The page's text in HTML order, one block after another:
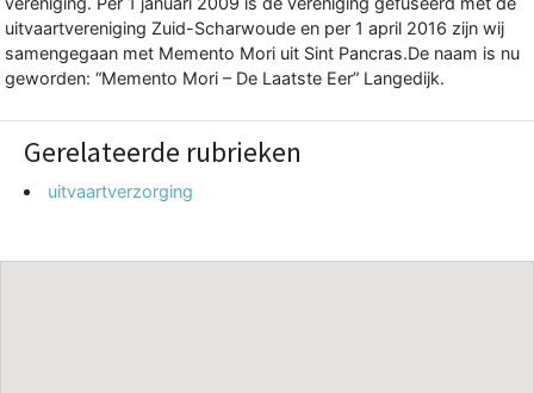
uitvaartvereniging Zuid-Scharwoude en per 1 april 2016 zijn wij
samengegaan met Memento Mori uit Sint Pancras.De naam is nu
geworden: “Memento Mori – De Laatste Eer” Langedijk.
Gerelateerde rubrieken
uitvaartverzorging